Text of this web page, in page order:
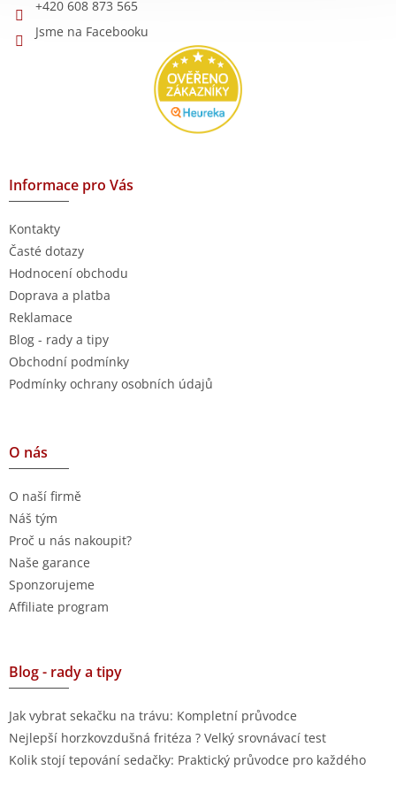
+420 608 873 565
Jsme na Facebooku
Informace pro Vás
Kontakty
Časté dotazy
Hodnocení obchodu
Doprava a platba
Reklamace
Blog - rady a tipy
Obchodní podmínky
Podmínky ochrany osobních údajů
O nás
O naší firmě
Náš tým
Proč u nás nakoupit?
Naše garance
Sponzorujeme
Affiliate program
Blog - rady a tipy
Jak vybrat sekačku na trávu: Kompletní průvodce
Nejlepší horzkovzdušná fritéza ? Velký srovnávací test
Kolik stojí tepování sedačky: Praktický průvodce pro každého